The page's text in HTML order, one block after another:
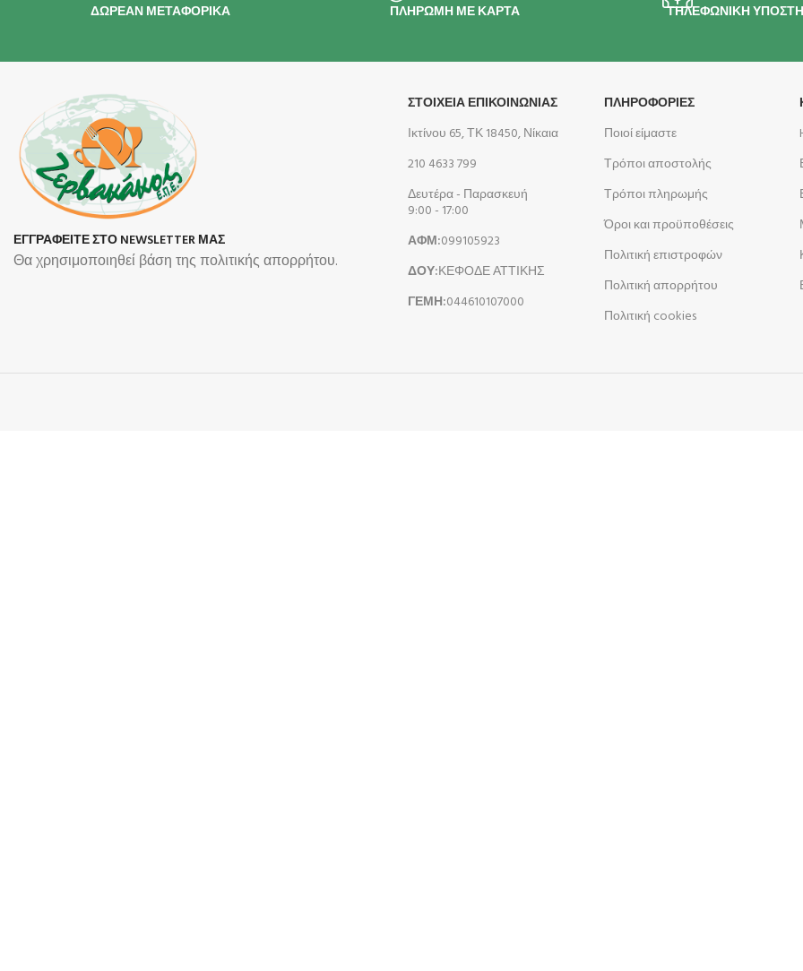
ΔΩΡΕΑΝ ΜΕΤΑΦΟΡΙΚΑ ΠΛΗΡΩΜΗ ΜΕ ΚΑΡΤΑ ΤΗΛΕΦΩΝΙΚΗ
ΕΓΓΡΑΦΕΙΤΕ ΣΤΟ NEWSLETTER ΜΑΣ
Θα χρησιμοποιηθεί βάση της πολιτικής απορρήτου.
ΣΤΟΙΧΕΙΑ ΕΠΙΚΟΙΝΩΝΙΑΣ
Ικτίνου 65, ΤΚ 18450, Νίκαια
210 4633 799
Δευτέρα - Παρασκευή
9:00 - 17:00
ΑΦΜ:099105923
ΔΟΥ:ΚΕΦΟΔΕ ΑΤΤΙΚΗΣ
ΓΕΜΗ:044610107000
ΠΛΗΡΟΦΟΡΊΕΣ
Ποιοί είμαστε
Τρόποι αποστολής
Τρόποι πληρωμής
Όροι και προϋποθέσεις
Πολιτική επιστροφών
Πολιτική απορρήτου
Πολιτική cookies